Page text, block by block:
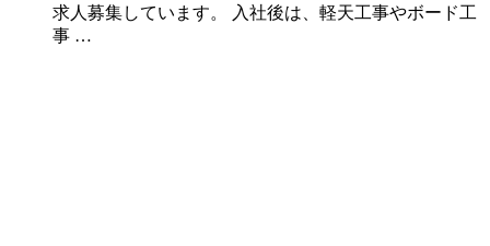
求人募集しています。 入社後は、軽天工事やボード工
事 …